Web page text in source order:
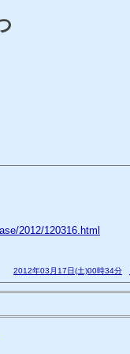
2012/120316.html
2012年03月17日(土)00時34分